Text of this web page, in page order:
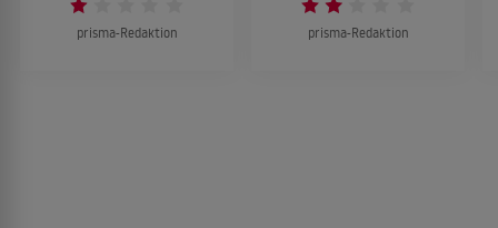
prisma-Redaktion prisma-Redaktion